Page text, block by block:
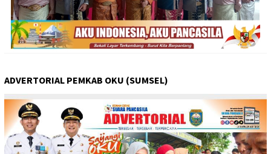
ADVERTORIAL PEMKAB OKU (SUMSEL)